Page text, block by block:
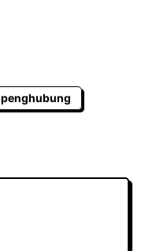
penghubung